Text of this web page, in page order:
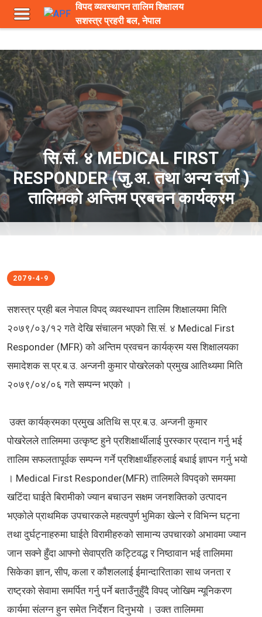
विपद व्यवस्थापन तालिम शिक्षालय
सशस्त्र प्रहरी बल, नेपाल
सि.सं. ४ MEDICAL FIRST
RESPONDER (जु.अ. तथा अन्य दर्जा )
तालिमको अन्तिम प्रबचन कार्यक्रम
2079-4-9
सशस्त्र प्रही बल नेपाल विपद् व्यवस्थापन तालिम शिक्षालयमा मिति
२०७९/०३/१२ गते देखि संचालन भएको सि.सं. ४ Medical First
Responder (MFR) को अन्तिम प्रवचन कार्यक्रम यस शिक्षालयका
समादेशक स.प्र.ब.उ. अन्जनी कुमार पोखरेलको प्रमुख आतिथ्यमा मिति
२०७९/०४/०६ गते सम्पन्‍न भएको ।
उक्त कार्यक्रमका प्रमुख अतिथि स.प्र.ब.उ. अन्जनी कुमार
पोखरेलले तालिममा उत्कृष्ट हुने प्रशिक्षार्थीलाई पुरस्कार प्रदान गर्नु भई
तालिम सफलतापूर्वक सम्पन्न गर्ने प्रशिक्षार्थीहरुलाई बधाई ज्ञापन गर्नु भयो
। Medical First Responder(MFR) तालिमले विपद्को समयमा
खटिंदा घाईते बिरामीको ज्यान बचाउन सक्षम जनशक्तिको उत्पादन
भएकोले प्राथमिक उपचारकले महत्वपुर्ण भुमिका खेल्ने र विभिन्न घट्ना
तथा दुर्घट्नाहरुमा घाईते विरामीहरुको सामान्य उपचारको अभावमा ज्यान
जान सक्ने हुँदा आफ्नो सेवाप्रति कट्टिवद्ध र निष्ठावान भई तालिममा
सिकेका ज्ञान, सीप, कला र कौशललाई ईमान्दारिताका साथ जनता र
राष्ट्रको सेवामा समर्पित गर्नु पर्ने बताउँनुहुँदै विपद् जोखिम न्यूनिकरण
कार्यमा संलग्न हुन समेत निर्देशन दिनुभयो । उक्त तालिममा